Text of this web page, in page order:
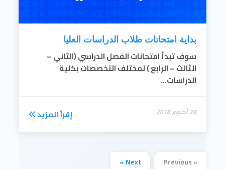
بداية امتحانات طلاب الدراسات العليا
سوف تبدأ امتحانات الفصل الدراسي (الثاني –
الثالث – الرابع ) لمختلف التخصصات بكلية
الدراسات...
28 أكتوبر 2018 إقرأ المزيد
« Previous
Next »